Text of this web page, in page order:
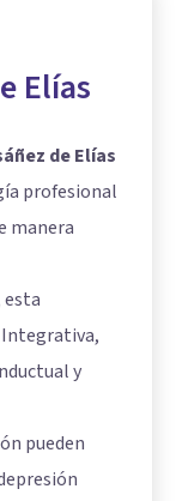
Elías
de Elías
profesional
manera
esta
Integrativa,
y
pueden